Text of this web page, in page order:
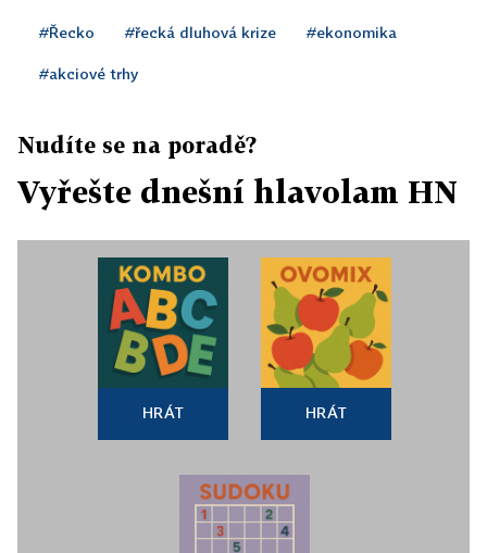
#Řecko #řecká dluhová krize #ekonomika
#akciové trhy
Nudíte se na poradě?
Vyřešte dnešní hlavolam HN
HRÁT HRÁT